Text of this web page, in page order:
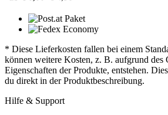
* Diese Lieferkosten fallen bei einem
können weitere Kosten, z. B. aufgrund des
Eigenschaften der Produkte, entstehen.
du direkt in der Produktbeschreibung.
Hilfe & Support